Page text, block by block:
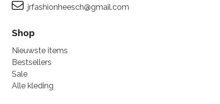
jrfashionheesch@gmail.com
Shop
Nieuwste items
Bestsellers
Sale
Alle kleding